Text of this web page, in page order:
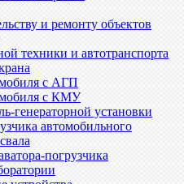
и ремонту объектов
техники и автотранспорта
с АГП
с КМУ
генераторной установки
автомобильного
погрузчика